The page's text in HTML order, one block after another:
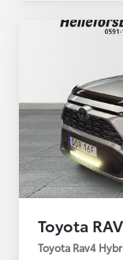
Toyota
Toyota Rav4